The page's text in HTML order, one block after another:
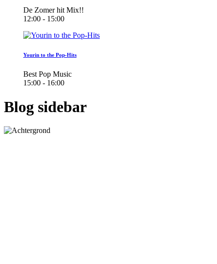
De Zomer hit Mix!!
12:00 - 15:00
Yourin to the Pop-Hits
Best Pop Music
15:00 - 16:00
Blog sidebar